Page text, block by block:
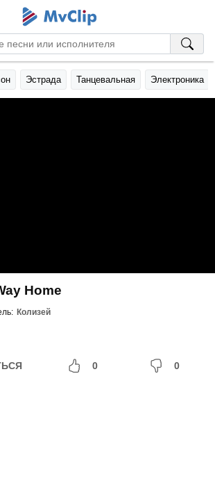
Эстрада Танцевальная Электроника
Home
Колизей
0 0